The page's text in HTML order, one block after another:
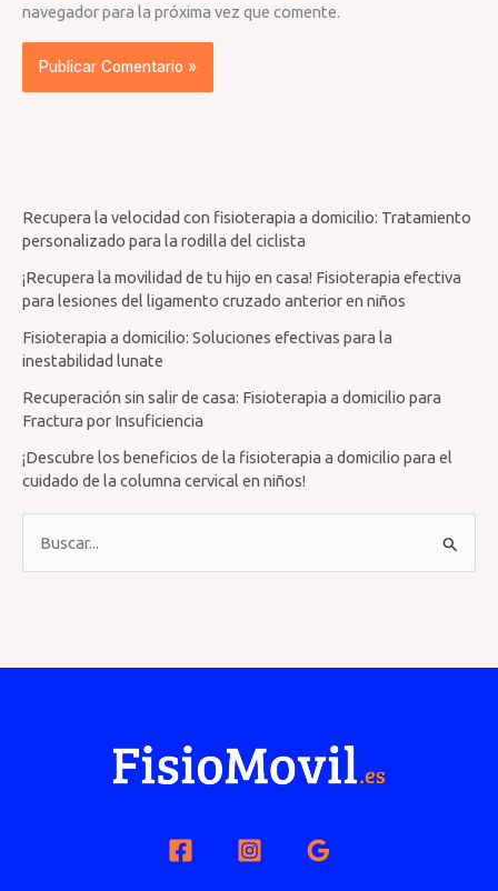
navegador para la próxima vez que comente.
Recupera la velocidad con fisioterapia a domicilio: Tratamiento
personalizado para la rodilla del ciclista
¡Recupera la movilidad de tu hijo en casa! Fisioterapia efectiva
para lesiones del ligamento cruzado anterior en niños
Fisioterapia a domicilio: Soluciones efectivas para la
inestabilidad lunate
Recuperación sin salir de casa: Fisioterapia a domicilio para
Fractura por Insuficiencia
¡Descubre los beneficios de la fisioterapia a domicilio para el
cuidado de la columna cervical en niños!